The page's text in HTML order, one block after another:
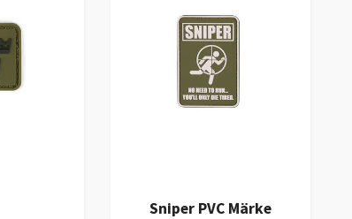
Sniper PVC Märke